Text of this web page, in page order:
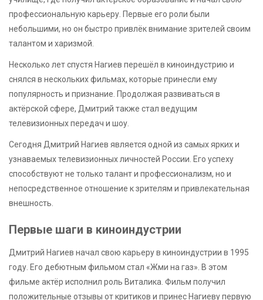
профессиональную карьеру. Первые его роли были
небольшими, но он быстро привлёк внимание зрителей своим
талантом и харизмой.
Несколько лет спустя Нагиев перешёл в киноиндустрию и
снялся в нескольких фильмах, которые принесли ему
популярность и признание. Продолжая развиваться в
актёрской сфере, Дмитрий также стал ведущим
телевизионных передач и шоу.
Сегодня Дмитрий Нагиев является одной из самых ярких и
узнаваемых телевизионных личностей России. Его успеху
способствуют не только талант и профессионализм, но и
непосредственное отношение к зрителям и привлекательная
внешность.
Первые шаги в киноиндустрии
Дмитрий Нагиев начал свою карьеру в киноиндустрии в 1995
году. Его дебютным фильмом стал «Жми на газ». В этом
фильме актёр исполнил роль Виталика. Фильм получил
положительные отзывы от критиков и принес Нагиеву первую